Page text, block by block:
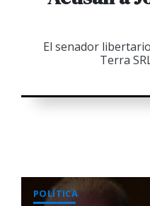
El senador
Terra
POLÍTICA